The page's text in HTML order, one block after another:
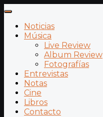
Noticias
Música
Live Review
Album Review
Fotografías
Entrevistas
Notas
Cine
Libros
Contacto